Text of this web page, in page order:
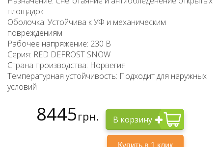
площадок
Оболочка: Устойчива к УФ и механическим
повреждениям
Рабочее напряжение: 230 В
Серия: RED DEFROST SNOW
Страна производства: Норвегия
Температурная устойчивость: Подходит для наружных
условий
8445грн. В корзину